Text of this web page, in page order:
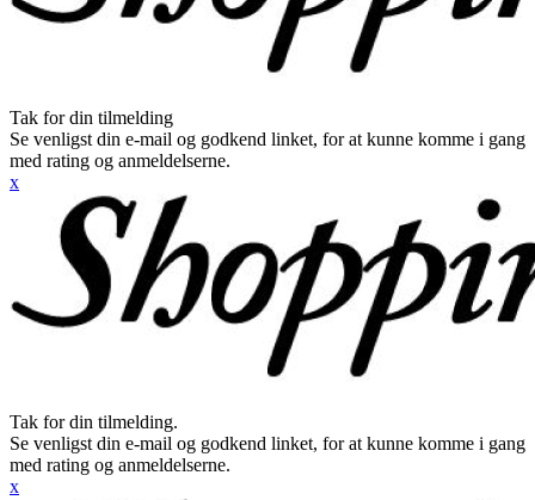
Tak for din tilmelding
Se venligst din e-mail og godkend linket, for at kunne komme i gang
med rating og anmeldelserne.
x
Tak for din tilmelding.
Se venligst din e-mail og godkend linket, for at kunne komme i gang
med rating og anmeldelserne.
x